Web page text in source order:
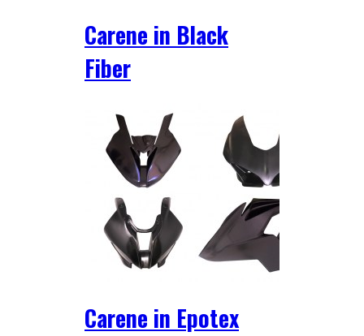
Carene in Black
Fiber
Carene in Epotex